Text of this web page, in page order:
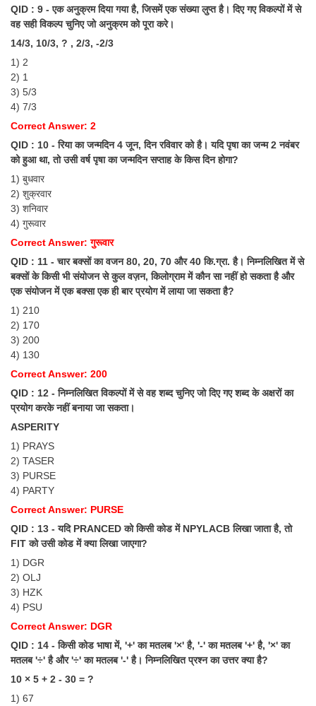
MTS Exam Syllabus
MTS Study Notes
QID : 9 - एक अनुक्रम दिया गया है, जिसमें एक संख्या लुप्त है। दिए गए विकल्पों में से
वह सही विकल्प चुनिए जो अनुक्रम को पूरा करे।
14/3, 10/3, ? , 2/3, -2/3
1) 2
2) 1
3) 5/3
4) 7/3
Correct Answer: 2
QID : 10 - रिया का जन्मदिन 4 जून, दिन रविवार को है। यदि पृषा का जन्म 2 नवंबर
को हुआ था, तो उसी वर्ष पृषा का जन्मदिन सप्ताह के किस दिन होगा?
1) बुधवार
2) शुक्रवार
3) शनिवार
4) गुरूवार
Correct Answer: गुरूवार
QID : 11 - चार बक्सों का वजन 80, 20, 70 और 40 कि.ग्रा. है। निम्नलिखित में से
बक्सों के किसी भी संयोजन से कुल वज़न, किलोग्राम में कौन सा नहीं हो सकता है और
एक संयोजन में एक बक्सा एक ही बार प्रयोग में लाया जा सकता है?
1) 210
2) 170
3) 200
4) 130
Correct Answer: 200
QID : 12 - निम्नलिखित विकल्पों में से वह शब्द चुनिए जो दिए गए शब्द के अक्षरों का
प्रयोग करके नहीं बनाया जा सकता।
ASPERITY
1) PRAYS
2) TASER
3) PURSE
4) PARTY
Correct Answer: PURSE
QID : 13 - यदि PRANCED को किसी कोड में NPYLACB लिखा जाता है, तो
FIT को उसी कोड में क्या लिखा जाएगा?
1) DGR
2) OLJ
3) HZK
4) PSU
Correct Answer: DGR
QID : 14 - किसी कोड भाषा में, '+' का मतलब '×' है, '-' का मतलब '+' है, '×' का
मतलब '÷' है और '÷' का मतलब '-' है। निम्नलिखित प्रश्न का उत्तर क्या है?
10 × 5 + 2 - 30 = ?
1) 67